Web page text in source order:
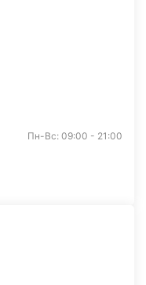
Пн-Вс: 09:00 - 21:00